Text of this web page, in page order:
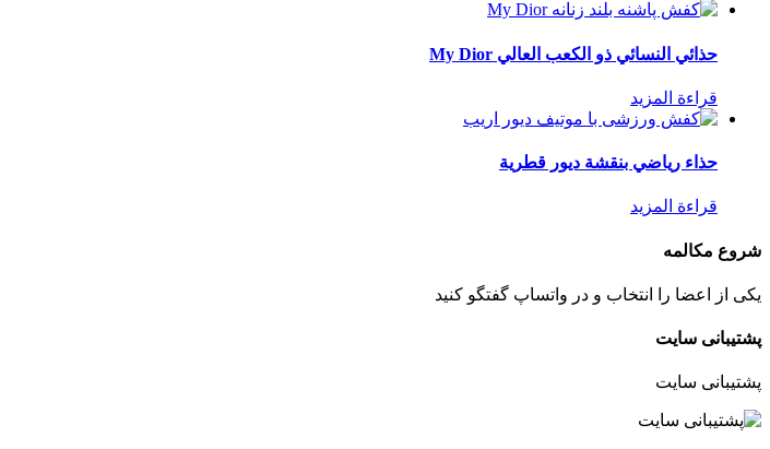
حذائي النسائي ذو الكعب العالي My Dior
قراءة المزيد
حذاء رياضي بنقشة ديور قطرية
قراءة المزيد
شروع مکالمه
یکی از اعضا را انتخاب و در واتساپ گفتگو کنید
پشتیبانی سایت
پشتیبانی سایت